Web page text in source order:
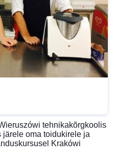
tehnikakõrgkoolis
oma toidukirele ja
Krakówi